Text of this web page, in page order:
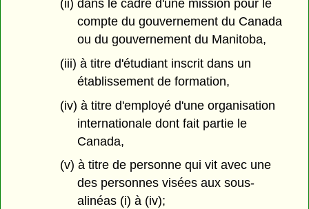
(ii) dans le cadre d'une mission pour le
compte du gouvernement du Canada
ou du gouvernement du Manitoba,
(iii) à titre d'étudiant inscrit dans un
établissement de formation,
(iv) à titre d'employé d'une organisation
internationale dont fait partie le
Canada,
(v) à titre de personne qui vit avec une
des personnes visées aux sous-
alinéas (i) à (iv);